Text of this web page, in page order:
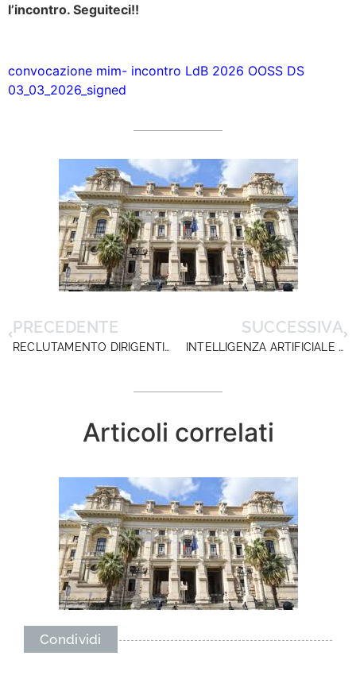
l’incontro. Seguiteci!!
convocazione mim- incontro LdB 2026 OOSS DS
03_03_2026_signed
PRECEDENTE
RECLUTAMENTO DIRIGENTI E MOBILITA’. A BREVE IL CONFRONTO CON IL MIM RICHIESTO DA DIRIGENTISCUOLA
SUCCESSIVA
INTELLIGENZA ARTIFICIALE E CYBERSICUREZZA NELLA SCUOLA
Articoli correlati
Condividi